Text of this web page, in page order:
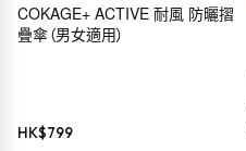
COKAGE+ ACTIVE 耐風 防曬摺
疊傘（男女適用）
HK$799